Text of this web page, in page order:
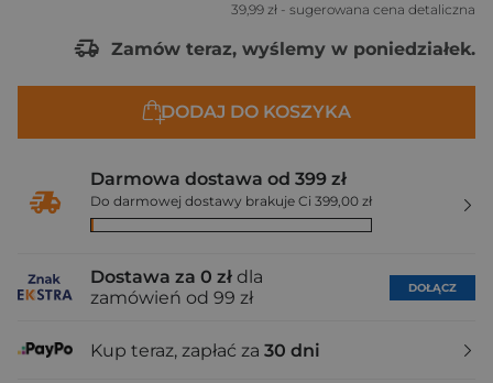
39,99 zł - sugerowana cena detaliczna
Zamów teraz, wyślemy w poniedziałek.
DODAJ DO KOSZYKA
Darmowa dostawa od 399 zł
Do darmowej dostawy brakuje Ci 399,00 zł
Dostawa za 0 zł dla
zamówień od 99 zł
DOŁĄCZ
Kup teraz, zapłać za 30 dni